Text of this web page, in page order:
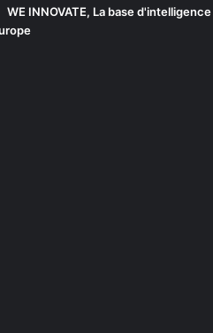
WE INNOVATE, La base